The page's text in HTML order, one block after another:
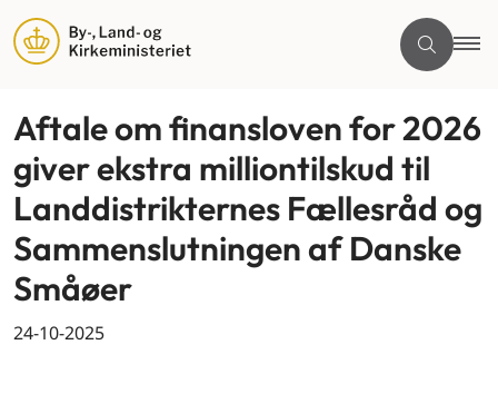
Aftale om finansloven for 2026
giver ekstra milliontilskud til
Landdistrikternes Fællesråd og
Sammenslutningen af Danske
Småøer
24-10-2025